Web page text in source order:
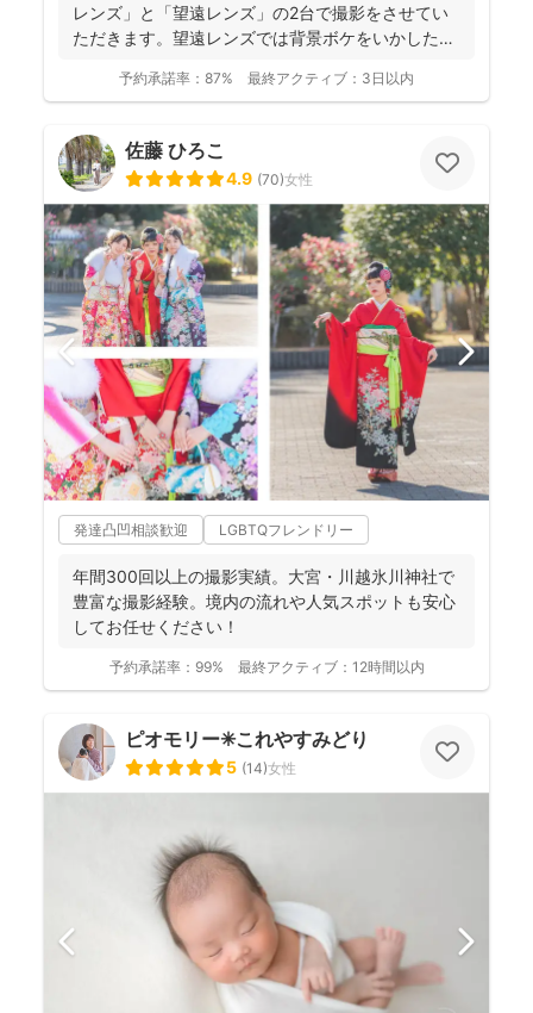
レンズ」と「望遠レンズ」の2台で撮影をさせてい
ただきます。望遠レンズでは背景ボケをいかしたお
予約承諾率： 87% 最終アクティブ： 3日以内
佐藤 ひろこ
4.9 (70)女性
発達凸凹相談歓迎 LGBTQフレンドリー
年間300回以上の撮影実績。大宮・川越氷川神社で
豊富な撮影経験。境内の流れや人気スポットも安心
してお任せください！
予約承諾率： 99% 最終アクティブ： 12時間以内
ピオモリー✳︎これやすみどり
5 (14)女性